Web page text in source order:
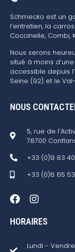
Schmecko est un
l’entretien, la
Coccinelle, Combi,
Nous serons
situé à moins
accessible depuis
Seine (92) et le
NOUS
5, rue de
78700
+33 (0)9 83
+33 (0)6 65
HORAIRES
Lundi -